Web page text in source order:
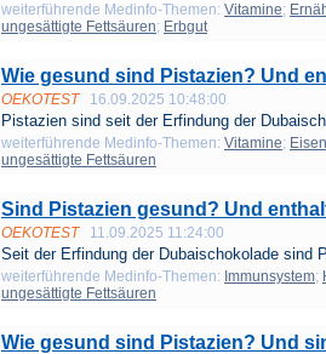
weiterführende Medinfo-Themen: Vitamine;
ungesättigte Fettsäuren; Erbgut
Wie gesund sind Pistazien? Und
OEKOTEST 16.09.2025 10:48:00
Pistazien sind seit der Erfindung der
weiterführende Medinfo-Themen: Vitamine; Eisen
ungesättigte Fettsäuren
Sind Pistazien gesund? Und
OEKOTEST 11.09.2025 11:24:00
Seit der Erfindung der Dubaischokolade sind
weiterführende Medinfo-Themen: Immunsystem;
ungesättigte Fettsäuren
Wie gesund sind Pistazien? Und